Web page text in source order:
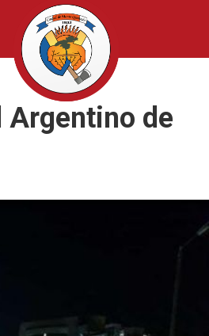
Argentino de